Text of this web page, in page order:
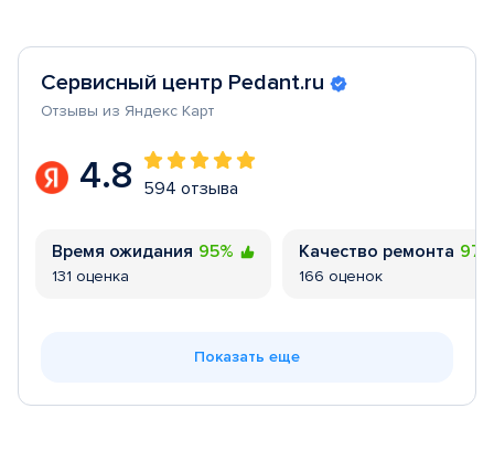
Сервисный центр Pedant.ru
Отзывы из Яндекс Карт
4.8 594 отзыва
Время ожидания 95%
131 оценка
Качество ремонта
166 оценок
Показать еще